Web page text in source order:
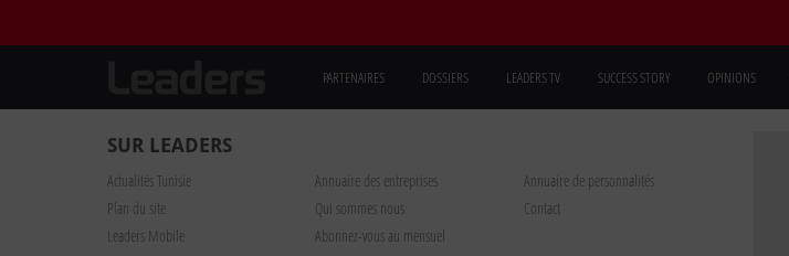
PARTENAIRES DOSSIERS LEADERS TV SUCCESS STORY OPINIONS
SUR LEADERS
Actualités Tunisie Annuaire des entreprises
Annuaire de personnalités
Plan du site
Qui sommes nous
Contact
Leaders Mobile
Abonnez-vous au mensuel